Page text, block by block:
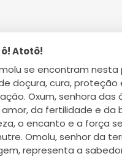
ô! Atotô!
se encontram
doçura, cura, proteção
Oxum, senhora das
da fertilidade e da
o encanto e a força
Omolu, senhor da
representa a